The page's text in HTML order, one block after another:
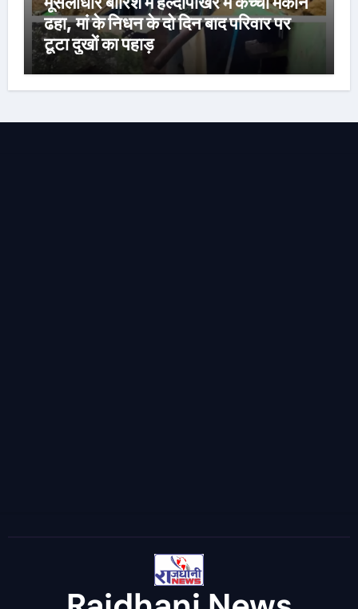
ढहा, मां के निधन के दो दिन बाद परिवार पर
टूटा दुखों का पहाड़